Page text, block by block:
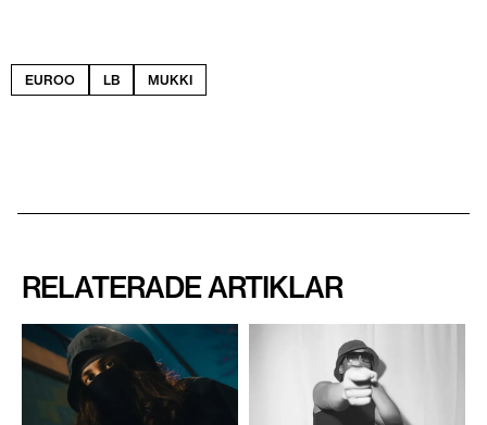
EUROO LB MUKKI
RELATERADE ARTIKLAR